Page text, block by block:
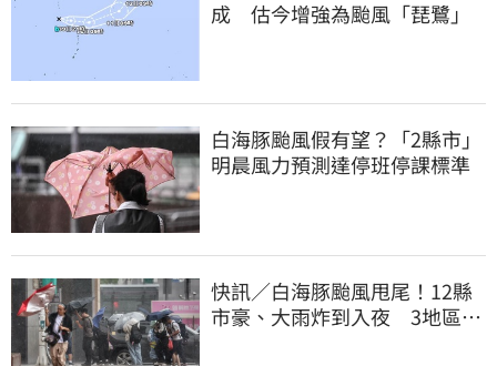
成 估今增強為颱風「琵鷺」
白海豚颱風假有望？「2縣市」
明晨風力預測達停班停課標準
快訊／白海豚颱風甩尾！12縣
市豪、大雨炸到入夜 3地區有